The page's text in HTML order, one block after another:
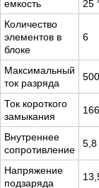
емкость
25
Количество
элементов в
блоке
6
Максимальный
ток разряда
Ток короткого
замыкания
Внутреннее
сопротивление
Напряжение
подзаряда